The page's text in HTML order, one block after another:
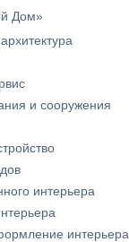
Дом»
и сооружения
интерьера
интерьера